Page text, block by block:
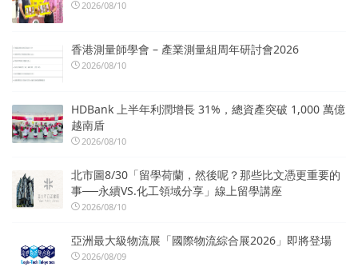
2026/08/10
香港測量師學會 – 產業測量組周年研討會2026
2026/08/10
HDBank 上半年利潤增長 31%，總資產突破 1,000 萬億
越南盾
2026/08/10
北市圖8/30「留學荷蘭，然後呢？那些比文憑更重要的
事──永續VS.化工領域分享」線上留學講座
2026/08/10
亞洲最大級物流展「國際物流綜合展2026」即將登場
2026/08/09